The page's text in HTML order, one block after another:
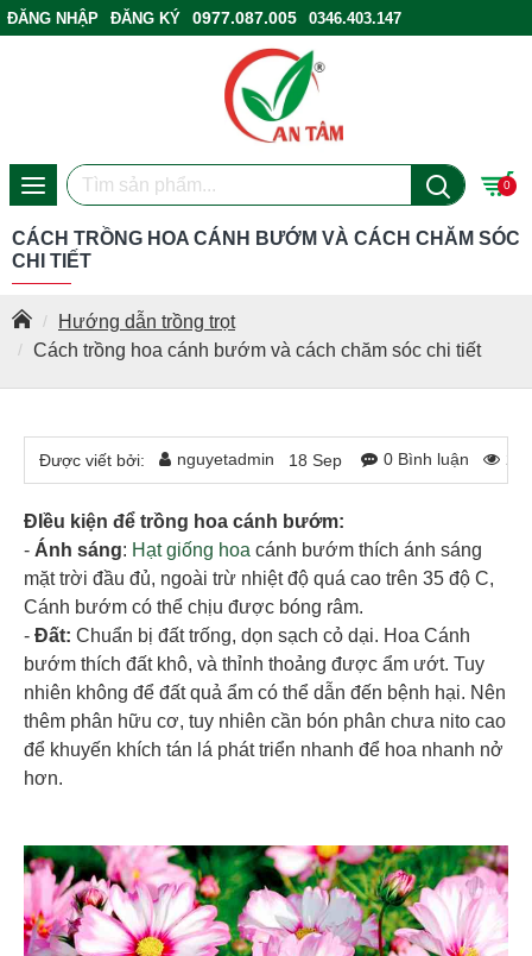
ĐĂNG NHẬP ĐĂNG KÝ 0977.087.005
0346.403.147
0
Hướng dẫn trồng trọt
Cách trồng hoa cánh bướm và cách chăm sóc chi tiết
CÁCH TRỒNG HOA CÁNH BƯỚM VÀ CÁCH CHĂM SÓC
CHI TIẾT
Được viết bởi: nguyetadmin 18 Sep 0 Bình luận
ĐIều kiện để trồng hoa cánh bướm:
- Ánh sáng: Hạt giống hoa cánh bướm thích ánh sáng
mặt trời đầu đủ, ngoài trừ nhiệt độ quá cao trên 35 độ C,
Cánh bướm có thể chịu được bóng râm.
- Đất: Chuẩn bị đất trống, dọn sạch cỏ dại. Hoa Cánh
bướm thích đất khô, và thỉnh thoảng được ẩm ướt. Tuy
nhiên không để đất quả ẩm có thể dẫn đến bệnh hại. Nên
thêm phân hữu cơ, tuy nhiên cần bón phân chưa nito cao
để khuyến khích tán lá phát triển nhanh để hoa nhanh nở
hơn.